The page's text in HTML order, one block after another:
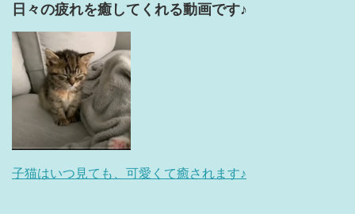
日々の疲れを癒してくれる動画です♪
子猫はいつ見ても、可愛くて癒されます♪